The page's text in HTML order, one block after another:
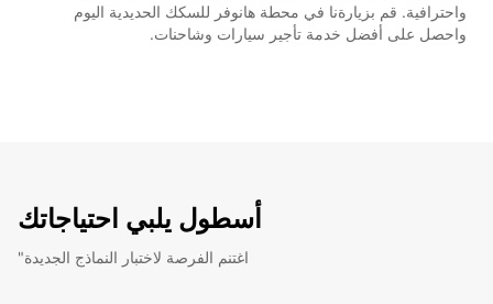
واحترافية. قم بزيارةنا في محطة هانوفر للسكك الحديدية اليوم
واحصل على أفضل خدمة تأجير سيارات وشاحنات.
أسطول يلبي احتياجاتك
"اغتنم الفرصة لاختبار النماذج الجديدة